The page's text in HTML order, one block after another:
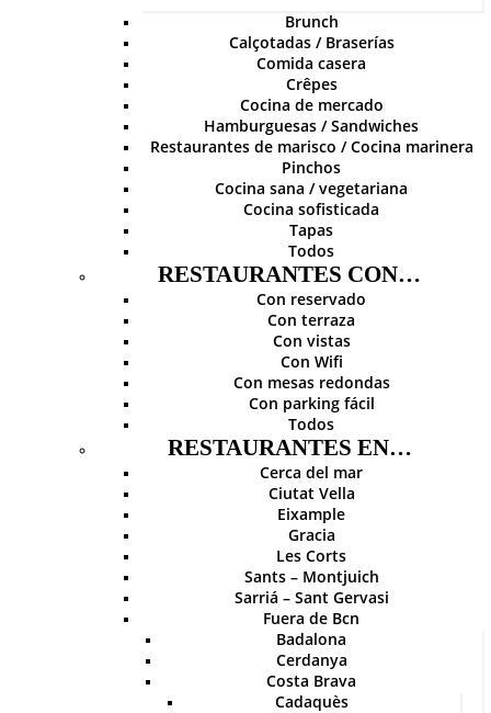
Brunch
Calçotadas / Braserías
Comida casera
Crêpes
Cocina de mercado
Hamburguesas / Sandwiches
Restaurantes de marisco / Cocina marinera
Pinchos
Cocina sana / vegetariana
Cocina sofisticada
Tapas
Todos
RESTAURANTES CON…
Con reservado
Con terraza
Con vistas
Con Wifi
Con mesas redondas
Con parking fácil
Todos
RESTAURANTES EN…
Cerca del mar
Ciutat Vella
Eixample
Gracia
Les Corts
Sants – Montjuich
Sarriá – Sant Gervasi
Fuera de Bcn
Badalona
Cerdanya
Costa Brava
Cadaquès